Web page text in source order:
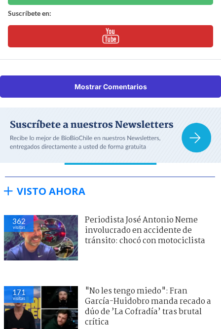
Suscríbete en:
Mostrar Comentarios
VISTO AHORA
372
visitas
Periodista José Antonio Neme
involucrado en accidente de
tránsito: chocó con motociclista
175
visitas
"No les tengo miedo": Fran
García-Huidobro manda recado a
dúo de ’La Cofradía’ tras brutal
crítica